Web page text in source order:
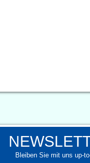
Bleiben Sie mit uns up-